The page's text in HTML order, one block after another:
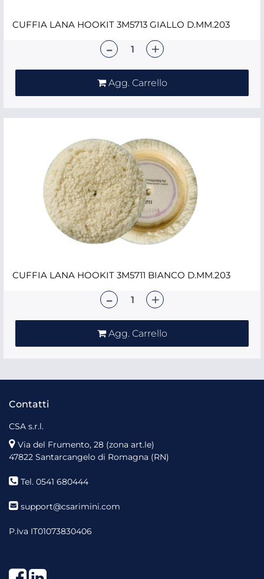
CUFFIA LANA HOOKIT 3M5713 GIALLO D.MM.203
Agg. Carrello
CUFFIA LANA HOOKIT 3M5711 BIANCO D.MM.203
Agg. Carrello
Contatti
CSA s.r.l.
Via del Frumento, 28 (zona art.le)
47822 Santarcangelo di Romagna (RN)
Tel. 0541 680444
support@csarimini.com
P.Iva IT01073830406
Facebook
LinkedIn